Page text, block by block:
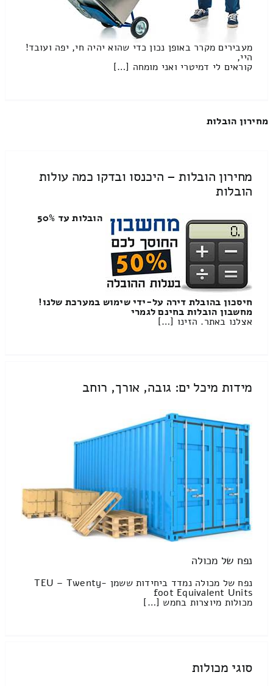
מעבירים מקרר באופן נכון כדי שהוא יהיה חי, יפה ועובד!
היי,
קוראים לי דמיטרי ואני מומחה […]
מחירון הובלות
מחירון הובלות – היכנסו ובדקו כמה עולות
הובלות
הובלות עד 50%
חיסכון בהובלת דירה על-ידי שימוש במערכת שלנו!
מחשבון הובלות בחינם לגמרי
אצלנו באתר. הזינו […]
מידות מיכל ים: גובה, אורך, רוחב
נפח של מכולה
נפח של מכולה נמדד ביחידות ששמן TEU – Twenty-
foot Equivalent Units
מכולות מיוצרות בחמש […]
סוגי מכולות